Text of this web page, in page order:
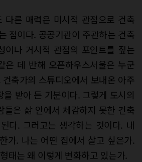
다른 매력은 미시적 관점으로 건축
점이다. 공공기관이 주관하는 건축
이나 거시적 관점의 포인트를 짚는
은 데 반해 오픈하우스서울은 누군
축가의 스튜디오에서 보내온 아주
을 받아 든 기분이다. 그렇게 도시의
들은 삶 안에서 체감하지 못한 건축
다. 그러고는 생각하는 것이다. 내
가. 나는 어떤 집에서 살고 싶은가.
태는 왜 이렇게 변화하고 있는가.